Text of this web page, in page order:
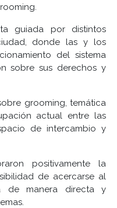
guiada por distintos
donde las y los
del sistema
sobre sus derechos y
grooming, temática
actual entre las
de intercambio y
positivamente la
de acercarse al
de manera directa y